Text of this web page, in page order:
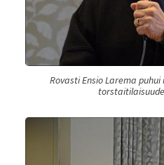
Rovasti Ensio Larema